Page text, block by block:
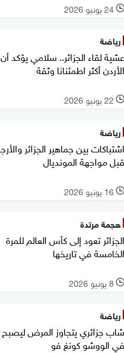
l 24 يونيو 2026
رياضة
عشية لقاء الجزائر.. سلامي يؤكد أن
الأردن أكثر اطمئنانا وثقة
l 22 يونيو 2026
رياضة
اشتباكات بين جماهير الجزائر
قبل مواجهة المونديال
l 16 يونيو 2026
هجمة مرتدة
الجزائر تعود إلى كأس العالم للمرة
الخامسة في تاريخها
l 8 يونيو 2026
رياضة
شاب جزائري يتجاوز المرض ليصبح
في الووشو كونغ فو